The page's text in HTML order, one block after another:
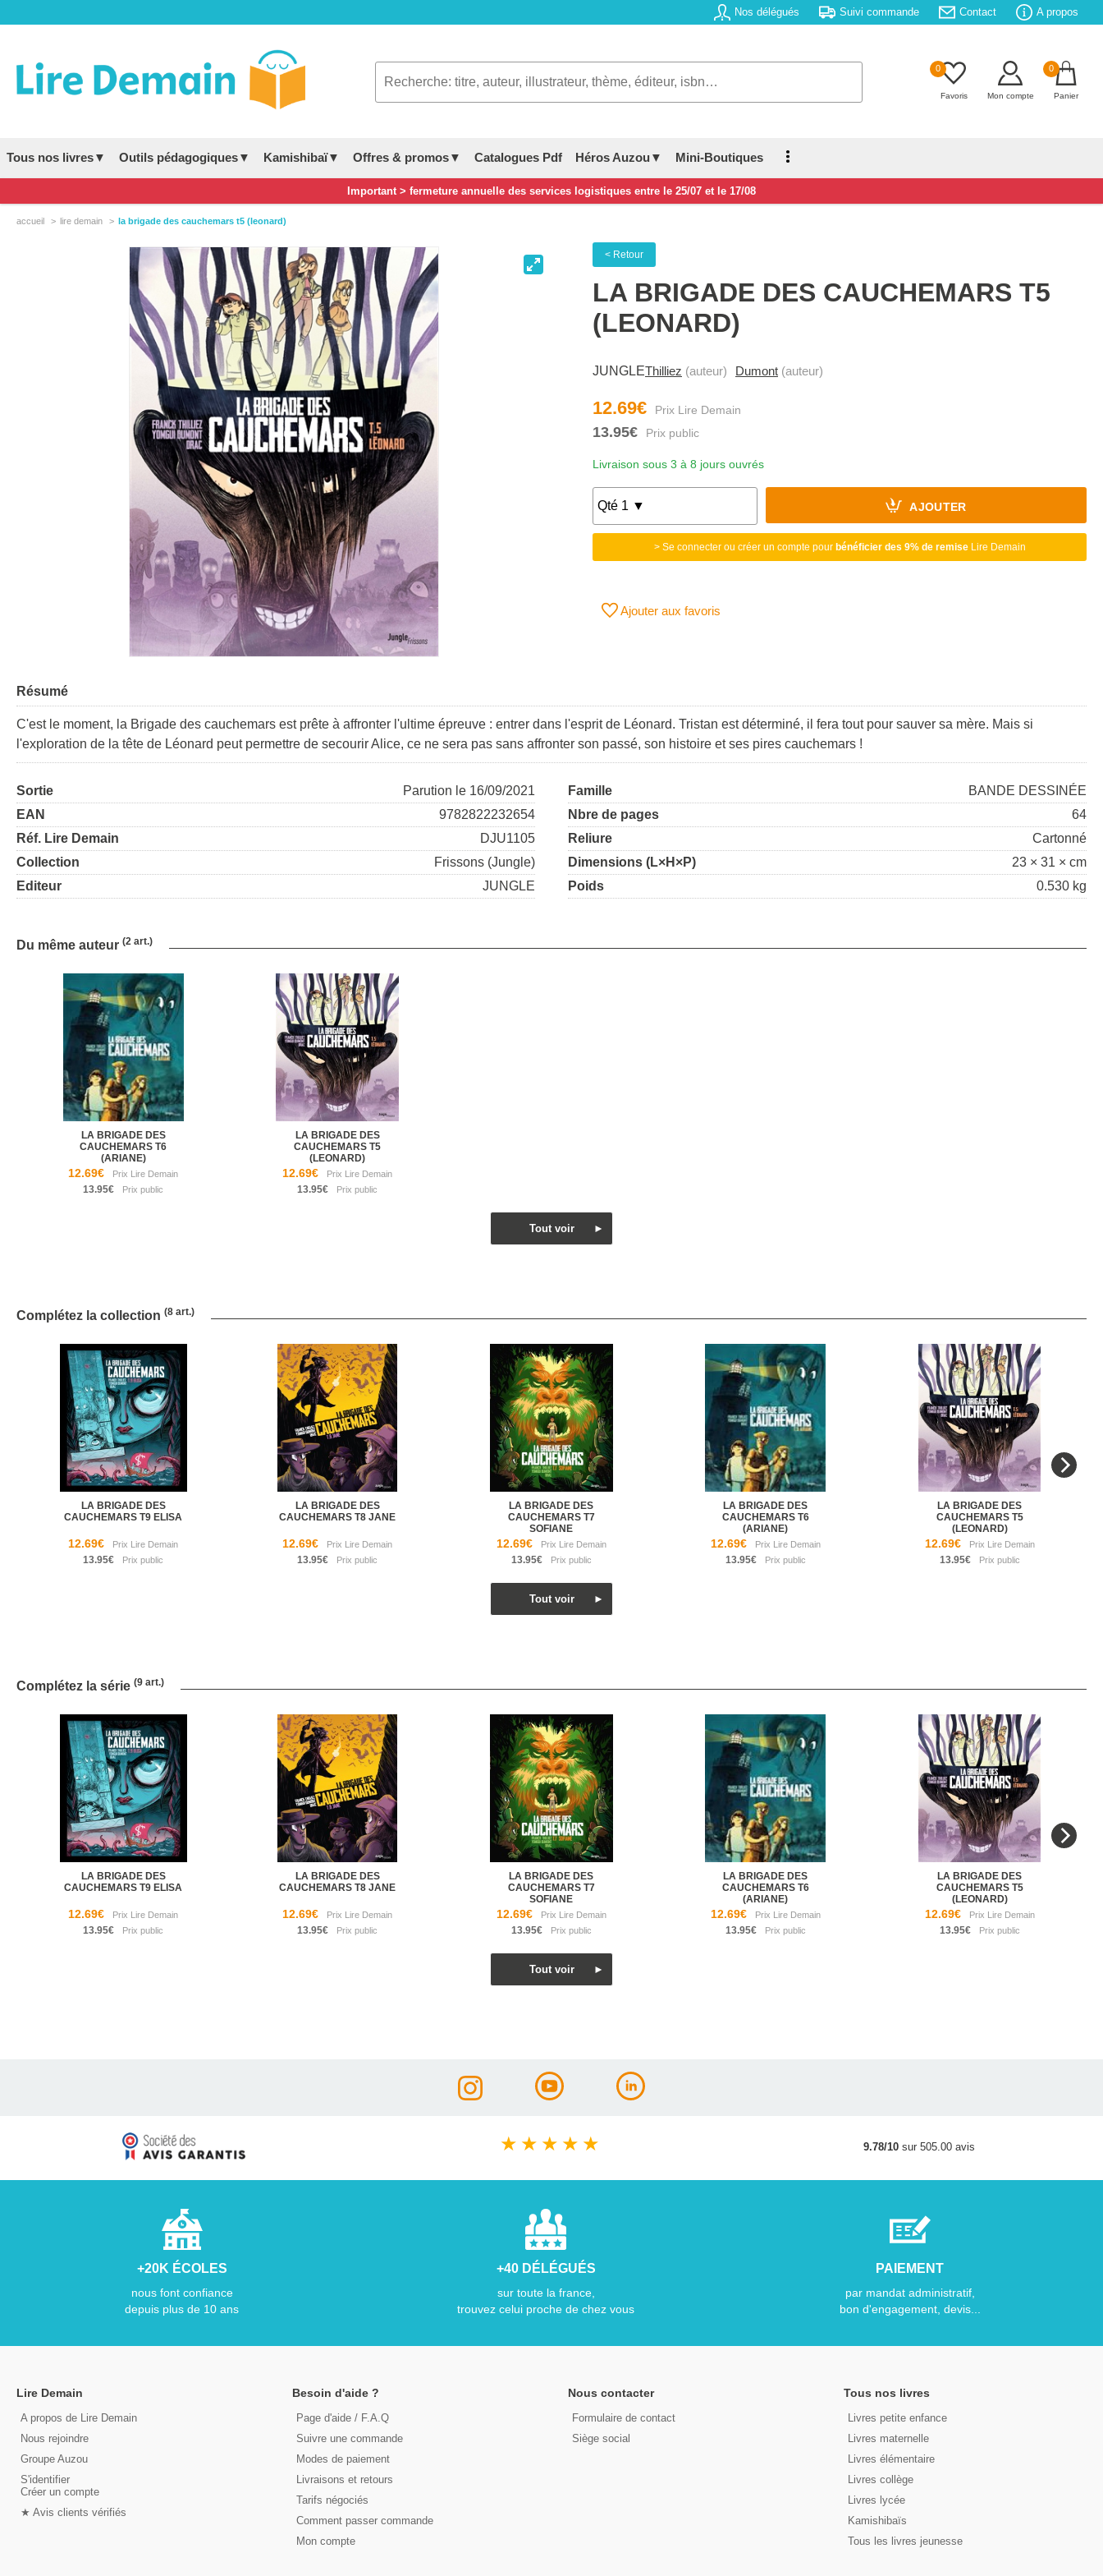
Nos délégués Suivi commande Contact A propos
0
Favoris Mon compte
0
Panier
Tous nos livres▼ Outils pédagogiques▼ Kamishibaï▼ Offres & promos▼ Catalogues Pdf Héros Auzou▼ Mini-Boutiques
Important > fermeture annuelle des services logistiques entre le 25/07 et le 17/08
accueil lire demain la brigade des cauchemars t5 (leonard)
< Retour
LA BRIGADE DES CAUCHEMARS T5
(LEONARD)
JUNGLEThilliez (auteur) Dumont (auteur)
12.69€
13.95€
Livraison sous 3 à 8 jours ouvrés
AJOUTER
> Se connecter ou créer un compte pour bénéficier des 9% de remiseLire Demain
Ajouter aux favoris
Résumé
C'est le moment, la Brigade des cauchemars est prête à affronter l'ultime épreuve : entrer dans l'esprit de Léonard. Tristan est déterminé, il fera tout pour sauver sa mère. Mais si
l'exploration de la tête de Léonard peut permettre de secourir Alice, ce ne sera pas sans affronter son passé, son histoire et ses pires cauchemars !
Sortie
Parution le 16/09/2021
EAN
9782822232654
Réf. Lire Demain
DJU1105
Collection
Frissons (Jungle)
Editeur
JUNGLE
Famille
BANDE DESSINÉE
Nbre de pages
64
Reliure
Cartonné
Dimensions (L×H×P)
23 × 31 × cm
Poids
0.530 kg
Du même auteur (2 art.)
LA BRIGADE DES
CAUCHEMARS T6
(ARIANE)
12.69€
13.95€
LA BRIGADE DES
CAUCHEMARS T5
(LEONARD)
12.69€
13.95€
Complétez la collection (8 art.)
LA BRIGADE DES
CAUCHEMARS T9 ELISA
12.69€
13.95€
LA BRIGADE DES
CAUCHEMARS T8 JANE
12.69€
13.95€
LA BRIGADE DES
CAUCHEMARS T7
SOFIANE
12.69€
13.95€
LA BRIGADE DES
CAUCHEMARS T6
(ARIANE)
12.69€
13.95€
LA BRIGADE DES
CAUCHEMARS T5
(LEONARD)
12.69€
13.95€
Complétez la série (9 art.)
LA BRIGADE DES
CAUCHEMARS T9 ELISA
12.69€
13.95€
LA BRIGADE DES
CAUCHEMARS T8 JANE
12.69€
13.95€
LA BRIGADE DES
CAUCHEMARS T7
SOFIANE
12.69€
13.95€
LA BRIGADE DES
CAUCHEMARS T6
(ARIANE)
12.69€
13.95€
LA BRIGADE DES
CAUCHEMARS T5
(LEONARD)
12.69€
13.95€
★ ★ ★ ★ ★ 9.78/10sur 505.00 avis
+20K ÉCOLES
nous font confiance
depuis plus de 10 ans
+40 DÉLÉGUÉS
sur toute la france,
trouvez celui proche de chez vous
PAIEMENT
par mandat administratif,
bon d'engagement, devis...
Lire Demain
A propos de Lire Demain
Nous rejoindre
Groupe Auzou
S'identifier
Créer un compte
★ Avis clients vérifiés
Besoin d'aide ?
Page d'aide / F.A.Q
Suivre une commande
Modes de paiement
Livraisons et retours
Tarifs négociés
Comment passer commande
Mon compte
Nous contacter
Formulaire de contact
Siège social
Tous nos livres
Livres petite enfance
Livres maternelle
Livres élémentaire
Livres collège
Livres lycée
Kamishibaïs
Tous les livres jeunesse